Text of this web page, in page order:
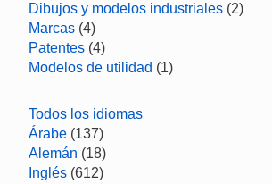
Dibujos y modelos industriales (2)
Marcas (4)
Patentes (4)
Modelos de utilidad (1)
Todos los idiomas
Árabe (137)
Alemán (18)
Inglés (612)